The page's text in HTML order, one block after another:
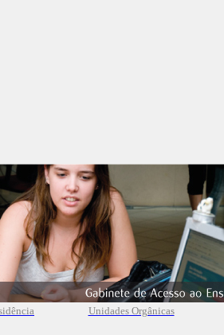
Unidades Orgânicas